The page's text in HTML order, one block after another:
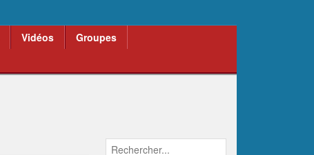
Vidéos
Groupes